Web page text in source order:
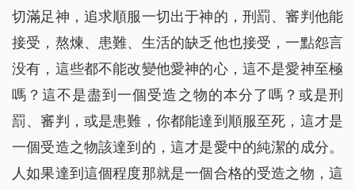
切滿足神，追求順服一切出于神的，刑罰、審判他能
接受，熬煉、患難、生活的缺乏他也接受，一點怨言
没有，這些都不能改變他愛神的心，這不是愛神至極
嗎？這不是盡到一個受造之物的本分了嗎？或是刑
罰、審判，或是患難，你都能達到順服至死，這才是
一個受造之物該達到的，這才是愛中的純潔的成分。
人如果達到這個程度那就是一個合格的受造之物，這